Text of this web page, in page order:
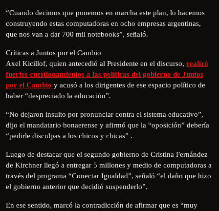
“Cuando decimos que ponemos en marcha este plan, lo hacemos
construyendo estas computadoras en ocho empresas argentinas,
que nos van a dar 700 mil notebooks”, señaló.
Críticas a Juntos por el Cambio
Axel Kicillof, quien antecedió al Presidente en el discurso, realizó
fuertes cuestionamientos a las políticas del gobierno de Juntos
por el Cambio y acusó a los dirigentes de ese espacio político de
haber “despreciado la educación”.
“No dejaron insulto por pronunciar contra el sistema educativo”,
dijo el mandatario bonaerense y afirmó que la “oposición” debería
“pedirle disculpas a los chicos y chicas” .
Luego de destacar que el segundo gobierno de Cristina Fernández
de Kirchner llegó a entregar 5 millones y medio de computadoras a
través del programa “Conectar Igualdad”, señaló “el daño que hizo
el gobierno anterior que decidió suspenderlo”.
En ese sentido, marcó la contradicción de afirmar que es “muy